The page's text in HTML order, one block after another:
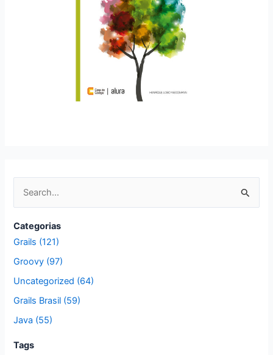
s
q
u
r
p
Categorias
Grails (121)
Groovy (97)
Uncategorized (64)
Grails Brasil (59)
Java (55)
Tags